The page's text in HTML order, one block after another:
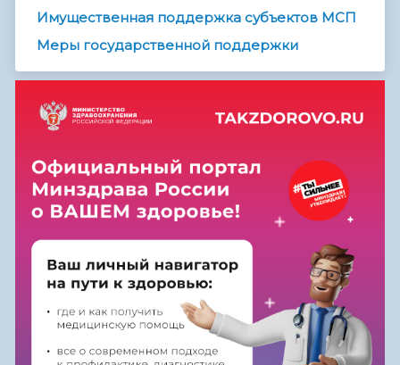
Имущественная поддержка субъектов МСП
Меры государственной поддержки